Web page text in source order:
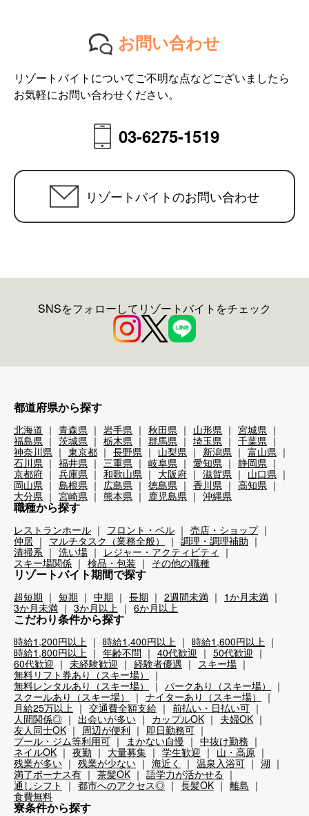
お問い合わせ
リゾートバイトについてご不明な点などございましたら
お気軽にお問い合わせください。
03-6275-1519
リゾートバイトのお問い合わせ
SNSをフォローしてリゾートバイトをチェック
都道府県から探す
北海道 青森県 岩手県 秋田県 山形県
宮城県
福島県
茨城県 栃木県 群馬県 埼玉県
千葉県
神奈川県
東京都 長野県 山梨県 新潟県
富山県
石川県
福井県 三重県 岐阜県 愛知県
静岡県
京都府
兵庫県 和歌山県 大阪府 滋賀県
山口県
岡山県
島根県 広島県 徳島県 香川県
高知県
大分県
宮崎県 熊本県 鹿児島県 沖縄県
職種から探す
レストランホール フロント・ベル
売店・ショップ
仲居
マルチタスク（業務全般）
調理・調理補助
清掃系
洗い場
レジャー・アクティビティ
スキー場関係
検品・包装 その他の職種
リゾートバイト期間で探す
超短期 短期 中期 長期 2週間未満
1か月未満
3か月未満
3か月以上 6か月以上
こだわり条件から探す
時給1,200円以上 時給1,400円以上
時給1,600円以上
時給1,800円以上
年齢不問 40代歓迎
50代歓迎
60代歓迎
未経験歓迎 経験者優遇
スキー場
無料リフト券あり（スキー場）
無料レンタルあり（スキー場）
パークあり（スキー場）
スクールあり（スキー場）
ナイターあり（スキー場）
月給25万以上
交通費全額支給
前払い・日払い可
人間関係◎
出会いが多い カップルOK
夫婦OK
友人同士OK
周辺が便利
即日勤務可
プール・ジム等利用可
まかない自慢
中抜け勤務
ネイルOK
夜勤 大量募集 学生歓迎
山・高原
残業が多い
残業が少ない 海近く 温泉入浴可
湖
満了ボーナス有
茶髪OK
語学力が活かせる
通しシフト
都市へのアクセス◎ 長髪OK
離島
食費無料
寮条件から探す